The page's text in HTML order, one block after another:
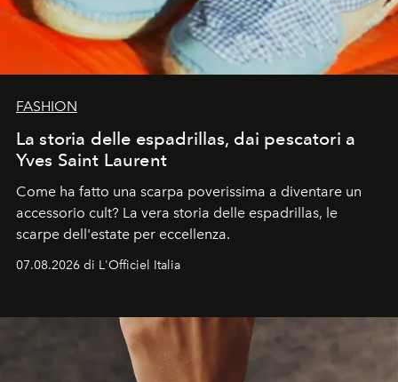
FASHION
La storia delle espadrillas, dai pescatori a
Yves Saint Laurent
Come ha fatto una scarpa poverissima a diventare un
accessorio cult? La vera storia delle espadrillas, le
scarpe dell'estate per eccellenza.
07.08.2026 di L'Officiel Italia